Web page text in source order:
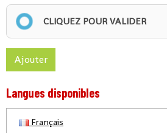
CLIQUEZ POUR VALIDER
Ajouter
Langues disponibles
Français